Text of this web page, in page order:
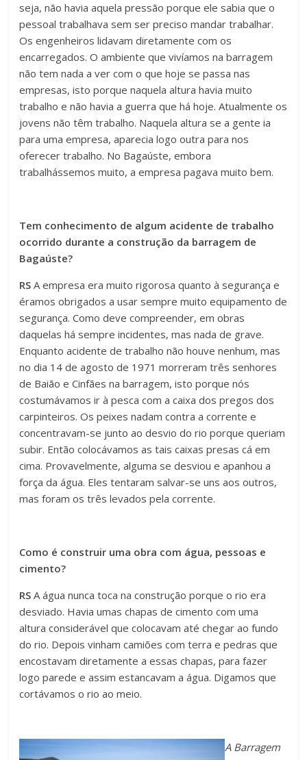
seja, não havia aquela pressão porque ele sabia que o
pessoal trabalhava sem ser preciso mandar trabalhar.
Os engenheiros lidavam diretamente com os
encarregados. O ambiente que vivíamos na barragem
não tem nada a ver com o que hoje se passa nas
empresas, isto porque naquela altura havia muito
trabalho e não havia a guerra que há hoje. Atualmente os
jovens não têm trabalho. Naquela altura se a gente ia
para uma empresa, aparecia logo outra para nos
oferecer trabalho. No Bagaúste, embora
trabalhássemos muito, a empresa pagava muito bem.
Tem conhecimento de algum acidente de trabalho
ocorrido durante a construção da barragem de
Bagaúste?
RSA empresa era muito rigorosa quanto à segurança e
éramos obrigados a usar sempre muito equipamento de
segurança. Como deve compreender, em obras
daquelas há sempre incidentes, mas nada de grave.
Enquanto acidente de trabalho não houve nenhum, mas
no dia 14 de agosto de 1971 morreram três senhores
de Baião e Cinfães na barragem, isto porque nós
costumávamos ir à pesca com a caixa dos pregos dos
carpinteiros. Os peixes nadam contra a corrente e
concentravam-se junto ao desvio do rio porque queriam
subir. Então colocávamos as tais caixas presas cá em
cima. Provavelmente, alguma se desviou e apanhou a
força da água. Eles tentaram salvar-se uns aos outros,
mas foram os três levados pela corrente.
Como é construir uma obra com água, pessoas e
cimento?
RSA água nunca toca na construção porque o rio era
desviado. Havia umas chapas de cimento com uma
altura considerável que colocavam até chegar ao fundo
do rio. Depois vinham camiões com terra e pedras que
encostavam diretamente a essas chapas, para fazer
logo parede e assim estancavam a água. Digamos que
cortávamos o rio ao meio.
A Barragem